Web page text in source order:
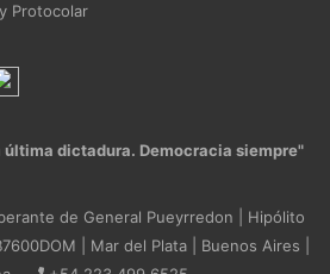
Protocolar
última dictadura. Democracia siempre"
de General Pueyrredon | Hipólito
| Mar del Plata | Buenos Aires |